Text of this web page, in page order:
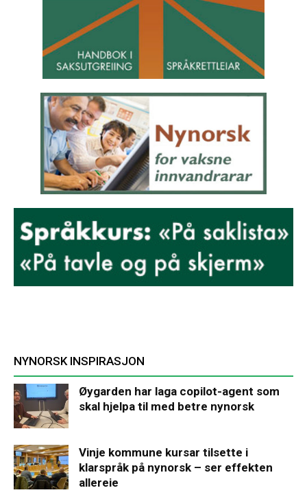
NYNORSK INSPIRASJON
Øygarden har laga copilot-agent som
skal hjelpa til med betre nynorsk
Vinje kommune kursar tilsette i
klarspråk på nynorsk – ser effekten
allereie